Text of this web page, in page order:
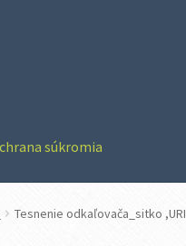
súkromia
Tesnenie odkaľovača_sitko ,URI